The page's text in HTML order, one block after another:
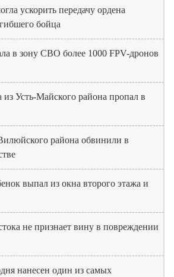
ускорить передачу ордена
бойца
в зону СВО более 1000 FPV-дронов
Усть-Майского района пропал в
района обвинили в
выпал из окна второго этажа и
не признает вину в повреждении
нанесен один из самых